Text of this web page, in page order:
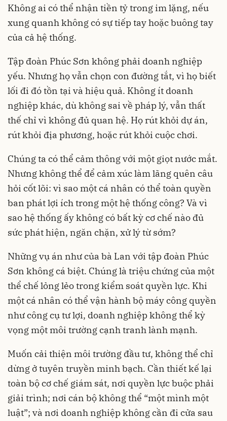
Không ai có thể nhận tiền tỷ trong im lặng, nếu
xung quanh không có sự tiếp tay hoặc buông tay
của cả hệ thống.
Tập đoàn Phúc Sơn không phải doanh nghiệp
yếu. Nhưng họ vẫn chọn con đường tắt, vì họ biết
lối đi đó tồn tại và hiệu quả. Không ít doanh
nghiệp khác, dù không sai về pháp lý, vẫn thất
thế chỉ vì không đủ quan hệ. Họ rút khỏi dự án,
rút khỏi địa phương, hoặc rút khỏi cuộc chơi.
Chúng ta có thể cảm thông với một giọt nước mắt.
Nhưng không thể để cảm xúc làm lãng quên câu
hỏi cốt lõi: vì sao một cá nhân có thể toàn quyền
ban phát lợi ích trong một hệ thống công? Và vì
sao hệ thống ấy không có bất kỳ cơ chế nào đủ
sức phát hiện, ngăn chặn, xử lý từ sớm?
Những vụ án như của bà Lan với tập đoàn Phúc
Sơn không cá biệt. Chúng là triệu chứng của một
thể chế lỏng lẻo trong kiểm soát quyền lực. Khi
một cá nhân có thể vận hành bộ máy công quyền
như công cụ tư lợi, doanh nghiệp không thể kỳ
vọng một môi trường cạnh tranh lành mạnh.
Muốn cải thiện môi trường đầu tư, không thể chỉ
dừng ở tuyên truyền minh bạch. Cần thiết kế lại
toàn bộ cơ chế giám sát, nơi quyền lực buộc phải
giải trình; nơi cán bộ không thể “một mình một
luật”; và nơi doanh nghiệp không cần đi cửa sau